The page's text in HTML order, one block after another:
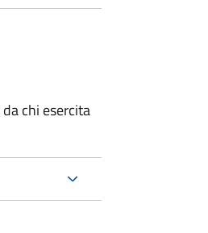
da chi esercita